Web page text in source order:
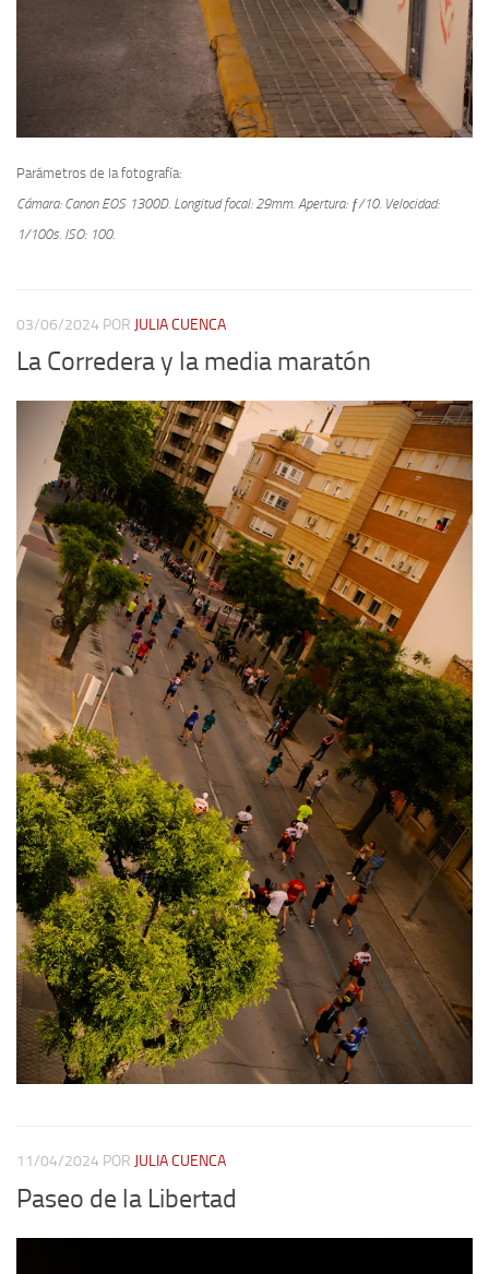
Parámetros de la fotografía:
Cámara: Canon EOS 1300D. Longitud focal: 29mm. Apertura: ƒ/10. Velocidad:
1/100s. ISO: 100.
03/06/2024 POR JULIA CUENCA
La Corredera y la media maratón
11/04/2024 POR JULIA CUENCA
Paseo de la Libertad